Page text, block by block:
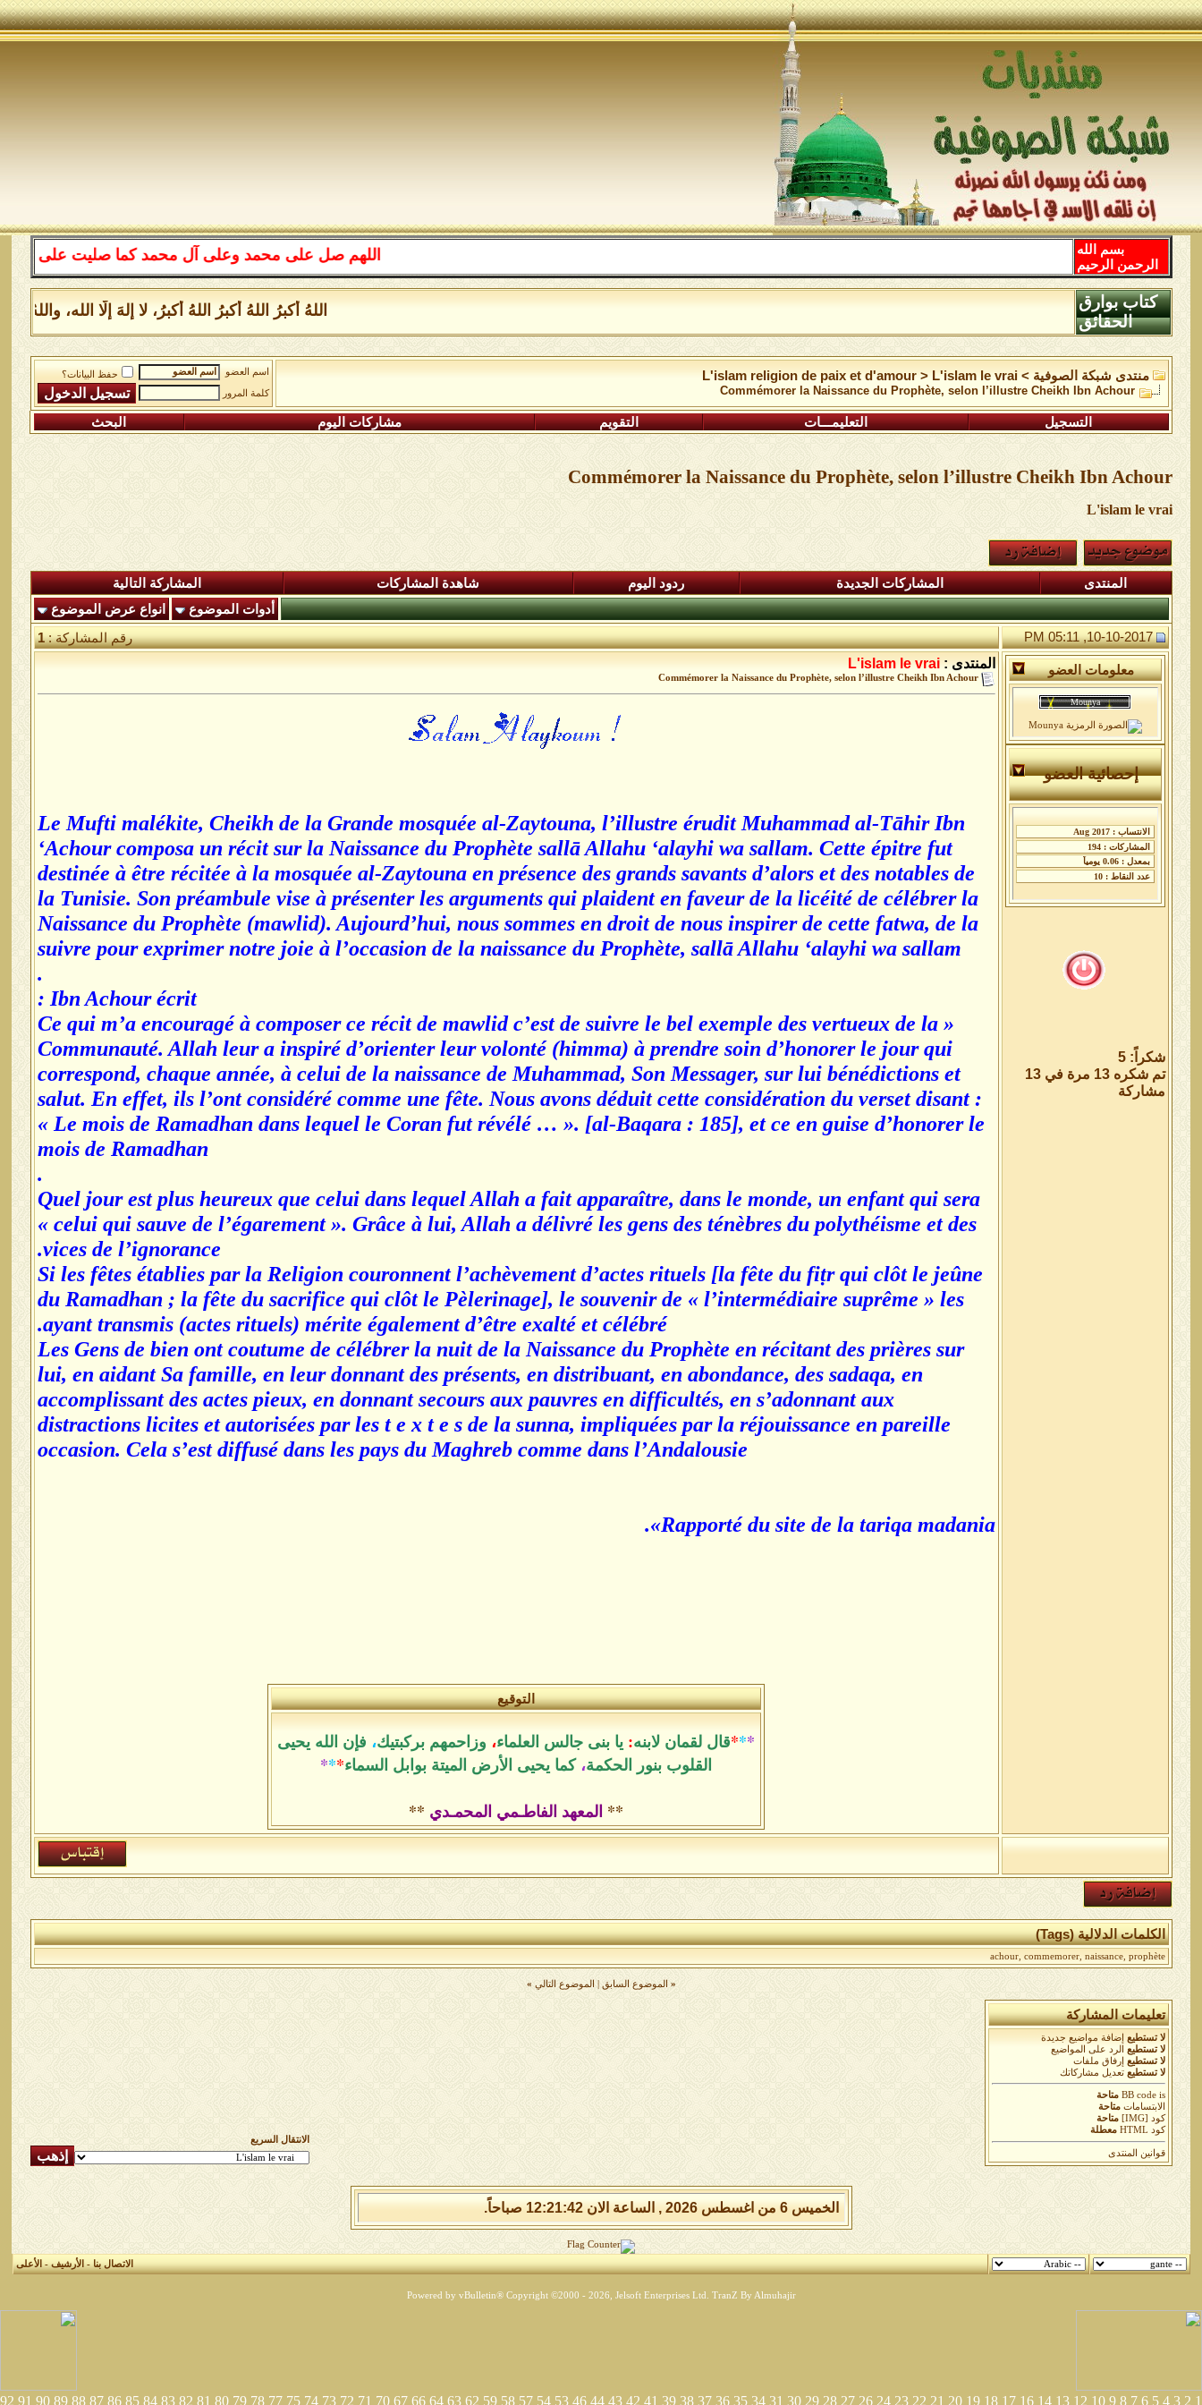
اللهم صل على محمد وعلى آل محمد كما صليت على إبراهيم
بسم الله
الرحمن الرحيم
اللهُ أكبرُ اللهُ أكبرُ اللهُ أكبرُ، لا إلهَ إلَّا الله، واللهُ
كتاب بوارق
الحقائق
منتدى شبكة الصوفية >
L'islam religion de paix et d'amour > L'islam le vrai
Commémorer la Naissance du Prophète, selon l’illustre Cheikh Ibn Achour
اسم العضو
حفظ البيانات؟
كلمة المرور
التسجيل التعليمـــات التقويم مشاركات اليوم البحث
Commémorer la Naissance du Prophète, selon l’illustre Cheikh Ibn Achour
L'islam le vrai
المنتدى المشاركات الجديدة ردود اليوم شاهدة المشاركات
المشاركة التالية
أدوات الموضوع
انواع عرض الموضوع
10-10-2017, 05:11 PM
رقم المشاركة :1
معلومات العضو
إحصائية العضو
شكراً: 5
تم شكره 13 مرة في 13
مشاركة
المنتدى : L'islam le vrai
Commémorer la Naissance du Prophète, selon l’illustre Cheikh Ibn Achour
Le Mufti malékite, Cheikh de la Grande mosquée al-Zaytouna, l’illustre érudit Muhammad al-Tāhir Ibn
‘Achour composa un récit sur la Naissance du Prophète sallā Allahu ‘alayhi wa sallam. Cette épitre fut
destinée à être récitée à la mosquée al-Zaytouna en présence des grands savants d’alors et des notables de
la Tunisie. Son préambule vise à présenter les arguments qui plaident en faveur de la licéité de célébrer la
Naissance du Prophète (mawlid). Aujourd’hui, nous sommes en droit de nous inspirer de cette fatwa, de la
suivre pour exprimer notre joie à l’occasion de la naissance du Prophète, sallā Allahu ‘alayhi wa sallam
.
Ibn Achour écrit :
« Ce qui m’a encouragé à composer ce récit de mawlid c’est de suivre le bel exemple des vertueux de la
Communauté. Allah leur a inspiré d’orienter leur volonté (himma) à prendre soin d’honorer le jour qui
correspond, chaque année, à celui de la naissance de Muhammad, Son Messager, sur lui bénédictions et
salut. En effet, ils l’ont considéré comme une fête. Nous avons déduit cette considération du verset disant :
« Le mois de Ramadhan dans lequel le Coran fut révélé … ». [al-Baqara : 185], et ce en guise d’honorer le
mois de Ramadhan
.
Quel jour est plus heureux que celui dans lequel Allah a fait apparaître, dans le monde, un enfant qui sera
« celui qui sauve de l’égarement ». Grâce à lui, Allah a délivré les gens des ténèbres du polythéisme et des
vices de l’ignorance.
Si les fêtes établies par la Religion couronnent l’achèvement d’actes rituels [la fête du fiṭr qui clôt le jeûne
du Ramadhan ; la fête du sacrifice qui clôt le Pèlerinage], le souvenir de « l’intermédiaire suprême » les
ayant transmis (actes rituels) mérite également d’être exalté et célébré.
Les Gens de bien ont coutume de célébrer la nuit de la Naissance du Prophète en récitant des prières sur
lui, en aidant Sa famille, en leur donnant des présents, en distribuant, en abondance, des sadaqa, en
accomplissant des actes pieux, en donnant secours aux pauvres en difficultés, en s’adonnant aux
distractions licites et autorisées par les t e x t e s de la sunna, impliquées par la réjouissance en pareille
occasion. Cela s’est diffusé dans les pays du Maghreb comme dans l’Andalousie
Rapporté du site de la tariqa madania».
التوقيع
*
*
*قال لقمان لابنه: يا بنى جالس العلماء، وزاحمهم بركبتيك، فإن الله يحيى
القلوب بنور الحكمة، كما يحيى الأرض الميتة بوابل السماء*
*
*
** المعهد الفاطـمي المحمـدي **
الكلمات الدلالية (Tags)
achour, commemorer, naissance, prophète
« الموضوع السابق الموضوع التالي »
تعليمات المشاركة
لا تستطيع
إضافة مواضيع جديدة
لا تستطيع
الرد على المواضيع
لا تستطيع
إرفاق ملفات
لا تستطيع تعديل مشاركاتك
BB codeis
متاحة
الابتسامات متاحة
كود [IMG]
متاحة
كود HTML
معطلة
قوانين المنتدى
الانتقال السريع
الخميس 6 من اغسطس 2026 , الساعة الان 12:21:42 صباحاً.
الاتصال بنا-الأرشيف-الأعلى
Powered by vBulletin® Copyright ©2000 - 2026, Jelsoft Enterprises Ltd. TranZ By Almuhajir
1
2
3
4
5
6
7
8
9
10
12
13
14
16
17
18
19
20
21
22
23
24
26
27
28
29
30
31
34
35
36
37
38
39
41
42
43
44
46
53
54
57
58
59
62
63
64
66
67
70
71
72
73
74
75
77
78
79
80
81
82
83
84
85
86
87
88
89
90
91
92